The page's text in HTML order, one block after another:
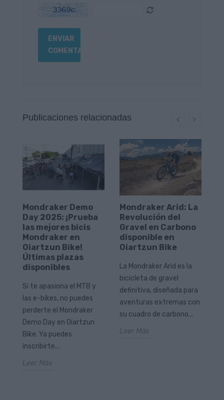
Publicaciones relacionadas
Mondraker Demo
Day 2025: ¡Prueba
las mejores bicis
Mondraker en
Oiartzun Bike!
Últimas plazas
disponibles
Si te apasiona el MTB y
las e-bikes, no puedes
perderte el Mondraker
Demo Day en Oiartzun
Bike. Ya puedes
inscribirte...
Leer Más
Mondraker Arid: La
Revolución del
Gravel en Carbono
disponible en
Oiartzun Bike
La Mondraker Arid es la
bicicleta de gravel
definitiva, diseñada para
aventuras extremas con
su cuadro de carbono...
Leer Más